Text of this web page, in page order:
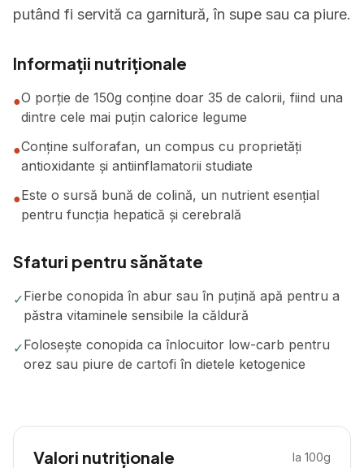
putând fi servită ca garnitură, în supe sau ca piure.
Informații nutriționale
●O porție de 150g conține doar 35 de calorii, fiind una
dintre cele mai puțin calorice legume
●Conține sulforafan, un compus cu proprietăți
antioxidante și antiinflamatorii studiate
●Este o sursă bună de colină, un nutrient esențial
pentru funcția hepatică și cerebrală
Sfaturi pentru sănătate
✓Fierbe conopida în abur sau în puțină apă pentru a
păstra vitaminele sensibile la căldură
✓Folosește conopida ca înlocuitor low-carb pentru
orez sau piure de cartofi în dietele ketogenice
Valori nutriționale la 100g